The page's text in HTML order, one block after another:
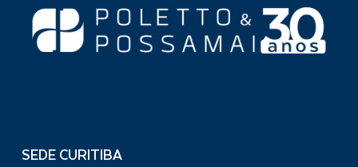
SEDE CURITIBA